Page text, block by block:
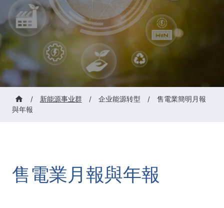
/ 新能源事业群 / 企业能源转型 /
售電業簡明月報
與年報
售電業月報與年報